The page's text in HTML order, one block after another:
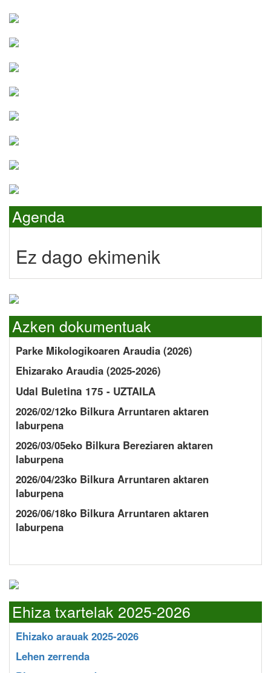
Agenda
Ez dago ekimenik
Azken dokumentuak
Parke Mikologikoaren Araudia (2026)
Ehizarako Araudia (2025-2026)
Udal Buletina 175 - UZTAILA
2026/02/12ko Bilkura Arruntaren aktaren
laburpena
2026/03/05eko Bilkura Bereziaren aktaren
laburpena
2026/04/23ko Bilkura Arruntaren aktaren
laburpena
2026/06/18ko Bilkura Arruntaren aktaren
laburpena
Ehiza txartelak 2025-2026
Ehizako arauak 2025-2026
Lehen zerrenda